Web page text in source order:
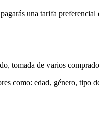
una tarifa preferencial
tomada de varios
como: edad, género, tipo